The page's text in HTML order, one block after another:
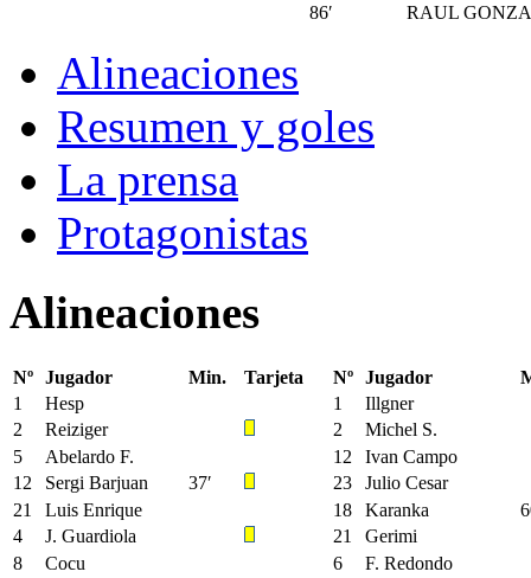
86′
RAUL
Alineaciones
Resumen y goles
La prensa
Protagonistas
Alineaciones
Nº Jugador Min. Tarjeta Nº Jugador
1
Hesp 1
Illgner
2
Reiziger 2
Michel S.
5
Abelardo F. 12
Ivan Campo
12
Sergi Barjuan 37′ 23
Julio Cesar
21
Luis Enrique 18 Karanka
4
J. Guardiola 21
Gerimi
8
Cocu 6
F. Redondo